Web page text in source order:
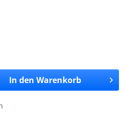
In den Warenkorb